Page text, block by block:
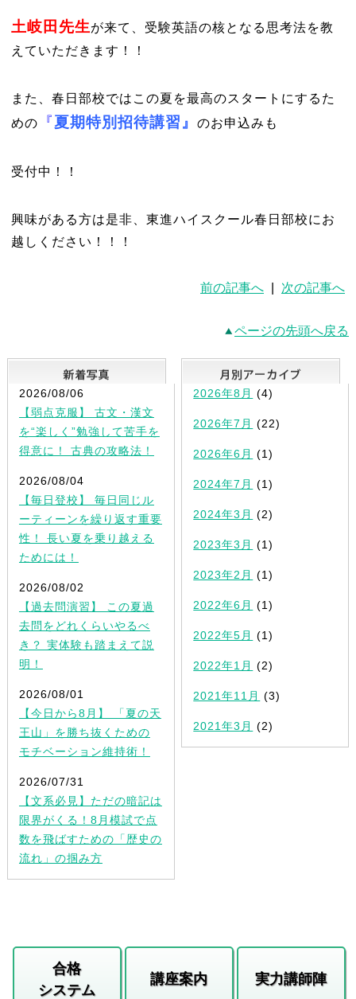
土岐田先生が来て、受験英語の核となる思考法を教
えていただきます！！
また、春日部校ではこの夏を最高のスタートにするた
めの
『夏期特別招待講習』 のお申込みも
受付中！！
興味がある方は是非、東進ハイスクール春日部校にお
越しください！！！
前の記事へ 次の記事へ
ページの先頭へ戻る
新着写真
2026/08/06
【弱点克服】 古文・漢文
を“楽しく”勉強して苦手を
得意に！ 古典の攻略法！
2026/08/04
【毎日登校】 毎日同じル
ーティーンを繰り返す重要
性！ 長い夏を乗り越える
ためには！
2026/08/02
【過去問演習】 この夏過
去問をどれくらいやるべ
き？ 実体験も踏まえて説
明！
2026/08/01
【今日から8月】 「夏の天
王山」を勝ち抜くための
モチベーション維持術！
2026/07/31
【文系必見】ただの暗記は
限界がくる！8月模試で点
数を飛ばすための「歴史の
流れ」の掴み方
2026年8月 (4)
2026年7月 (22)
2026年6月 (1)
2024年7月 (1)
2024年3月 (2)
2023年3月 (1)
2023年2月 (1)
2022年6月 (1)
2022年5月 (1)
2022年1月 (2)
2021年11月 (3)
2021年3月 (2)
合格
システム
講座案内 実力講師陣